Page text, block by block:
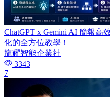
ChatGPT x Gemini AI 簡報高
化的全方位教學！
龍耀智能企業社
3343
7